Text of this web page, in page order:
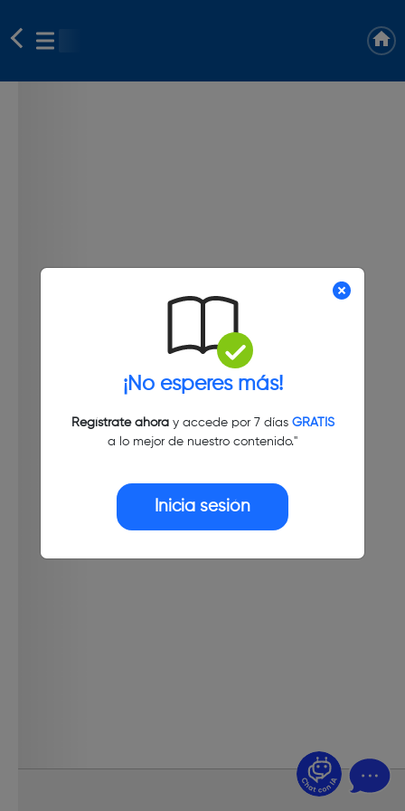
¡No esperes más!
Regístrate ahoray accede por 7 días GRATIS
a lo mejor de nuestro contenido."
Inicia sesión